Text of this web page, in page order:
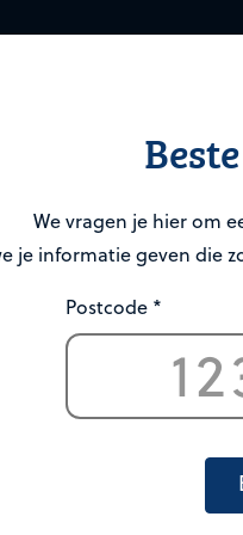
je?
We vragen je hier om
je informatie geven die
Postcode *